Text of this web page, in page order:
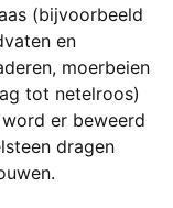
(bijvoorbeeld
en
moerbeien
tot netelroos)
er beweerd
dragen